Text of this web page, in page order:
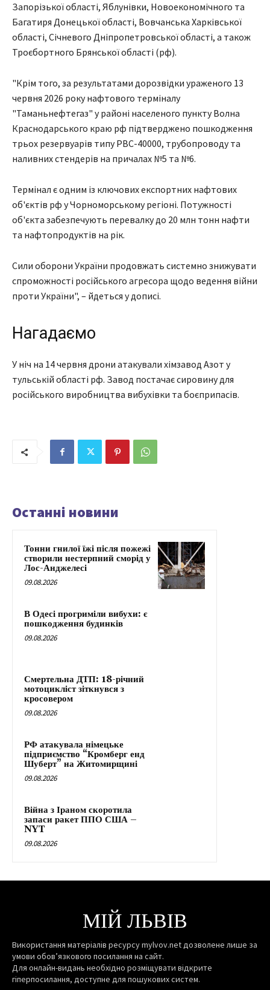
Запорізької області, Яблунівки, Новоекономічного та
Багатиря Донецької області, Вовчанська Харківської
області, Січневого Дніпропетровської області, а також
Троєбортного Брянської області (рф).
"️Крім того, за результатами дорозвідки ураженого 13
червня 2026 року нафтового терміналу
"Таманьнефтегаз" у районі населеного пункту Волна
Краснодарського краю рф підтверджено пошкодження
трьох резервуарів типу РВС-40000, трубопроводу та
наливних стендерів на причалах №5 та №6.
Термінал є одним із ключових експортних нафтових
об'єктів рф у Чорноморському регіоні. Потужності
об'єкта забезпечують перевалку до 20 млн тонн нафти
та нафтопродуктів на рік.
Сили оборони України продовжать системно знижувати
спроможності російського агресора щодо ведення війни
проти України", – йдеться у дописі.
Нагадаємо
У ніч на 14 червня дрони атакували хімзавод Азот у
тульській області рф. Завод постачає сировину для
російського виробництва вибухівки та боєприпасів.
Останні новини
Тонни гнилої їжі після пожежі
створили нестерпний сморід у
Лос-Анджелесі
09.08.2026
В Одесі прогриміли вибухи: є
пошкодження будинків
09.08.2026
Смертельна ДТП: 18-річний
мотоцикліст зіткнувся з
кросовером
09.08.2026
РФ атакувала німецьке
підприємство “Кромберг енд
Шуберт” на Житомирщині
09.08.2026
Війна з Іраном скоротила
запаси ракет ППО США –
NYT
09.08.2026
МІЙ ЛЬВІВ
Використання матеріалів ресурсу mylvov.net дозволене лише за
умови обов’язкового посилання на сайт.
Для онлайн-видань необхідно розміщувати відкрите
гіперпосилання, доступне для пошукових систем.